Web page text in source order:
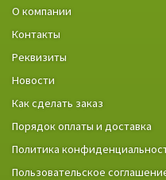
О компании
Контакты
Реквизиты
Новости
Как сделать заказ
Порядок оплаты и доставка
Политика
Пользовательское